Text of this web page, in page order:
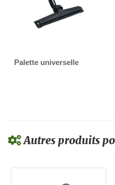
Palette universelle
Autres produits